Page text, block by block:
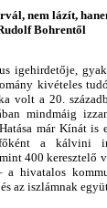
nem lázít,
lfBohrentől
igehirdetője,
kivételes
volt a 20.
mindmáig
már Kínát is
főként a kálvini
nt 400 keresztelő
a hivatalos
az iszlámnak
NAPRA,
LÉLEK-